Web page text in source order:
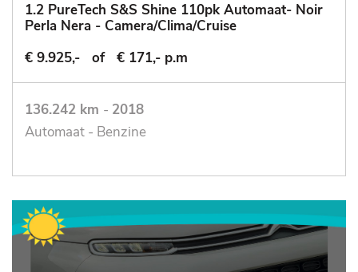
1.2 PureTech S&S Shine 110pk Automaat- Noir
Perla Nera - Camera/Clima/Cruise
€ 9.925,-
of € 171,- p.m
136.242 km - 2018
Automaat - Benzine